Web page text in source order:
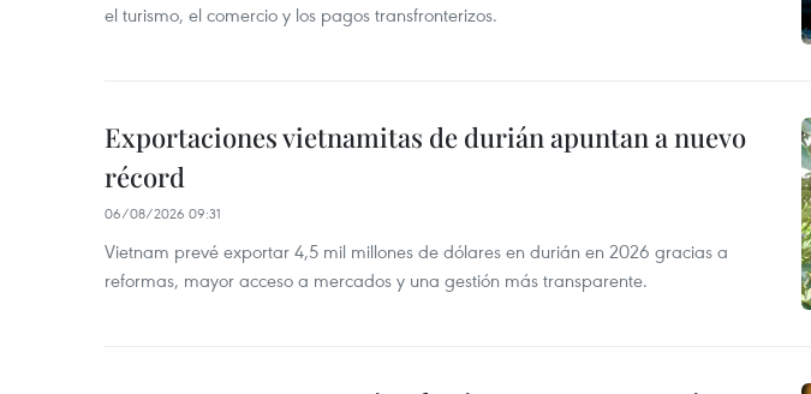
el turismo, el comercio y los pagos transfronterizos.
Exportaciones vietnamitas de durián apuntan a nuevo
récord
06/08/2026 09:31
Vietnam prevé exportar 4,5 mil millones de dólares en durián en 2026 gracias a
reformas, mayor acceso a mercados y una gestión más transparente.